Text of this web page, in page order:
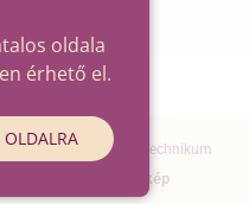
és Informatikai Technikum
Oldaltérkép
oldala
érhető el.